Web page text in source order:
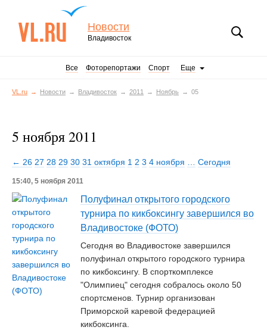
Новости
Владивосток
Все Фоторепортажи Спорт Еще
VL.ru Новости Владивосток 2011 Ноябрь 05
5 ноября 2011
← 26 27 28 29 30 31 октября 1 2 3 4 ноября Сегодня
15:40, 5 ноября 2011
Полуфинал открытого городского
турнира по кикбоксингу завершился во
Владивостоке (ФОТО)
Сегодня во Владивостоке завершился
полуфинал открытого городского турнира
по кикбоксингу. В спорткомплексе
"Олимпиец" сегодня собралось около 50
спортсменов. Турнир организован
Приморской каревой федерацией
кикбоксинга.